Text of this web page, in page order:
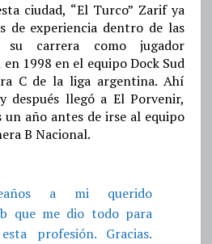
ciudad, “El Turco” Zarif ya
de experiencia dentro de las
su carrera como jugador
1998 en el equipo Dock Sud
C de la liga argentina. Ahí
después llegó a El Porvenir,
un año antes de irse al equipo
B Nacional.
a mi querido
que me dio todo para
profesión. Gracias.